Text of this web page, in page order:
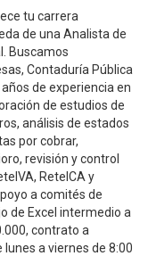
tu carrera
de una Analista de
Buscamos
Contaduría Pública
de experiencia en
de estudios de
análisis de estados
por cobrar,
revisión y control
ReteICA y
a comités de
de Excel intermedio a
contrato a
a viernes de 8:00